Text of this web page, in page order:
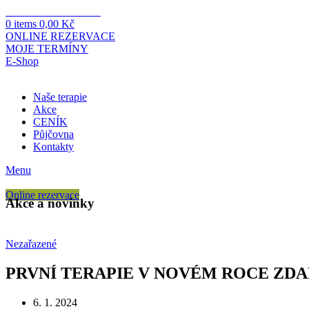
0 items 0,00 Kč
ONLINE REZERVACE
MOJE TERMÍNY
E-Shop
Naše terapie
Akce
CENÍK
Půjčovna
Kontakty
Menu
Online rezervace
Akce a novinky
Nezařazené
PRVNÍ TERAPIE V NOVÉM ROCE
6. 1. 2024